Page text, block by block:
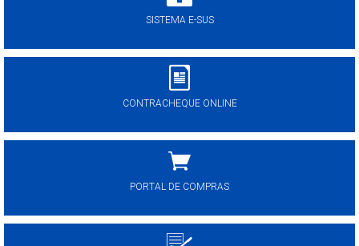
SISTEMA E-SUS
CONTRACHEQUE ONLINE
PORTAL DE COMPRAS